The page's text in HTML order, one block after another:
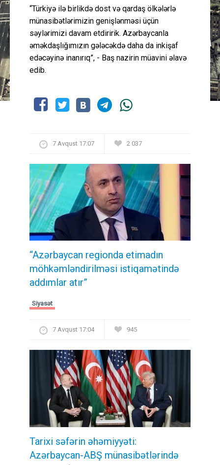
“Türkiyə ilə birlikdə dost və qardaş ölkələrlə
münasibətlərimizin genişlənməsi üçün
səylərimizi davam etdiririk. Azərbaycanla
əməkdaşlığımızın gələcəkdə daha da inkişaf
edəcəyinə inanırıq”, - Baş nazirin müavini əlavə
edib.
7 Avqust 17:07 2 037
“Azərbaycan regionda etimadın
möhkəmləndirilməsi istiqamətində
addımlar atır”
Siyasət
7 Avqust 17:04 945
Tarixi səfərin əhəmiyyəti:
Azərbaycan-ABŞ münasibətlərində